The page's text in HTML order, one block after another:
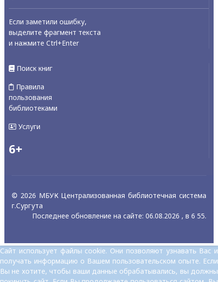
Если заметили ошибку,
выделите фрагмент текста
и нажмите Ctrl+Enter
Поиск книг
Правила
пользования
библиотеками
Услуги
6+
© 2026 МБУК Централизованная библиотечная система
г.Сургута
Последнее обновление на сайте: 06.08.2026 , в 6 55.
Сайт использует файлы cookie. Они позволяют узнавать Вас и
получать информацию о Вашем пользовательском опыте. Если
Вы не хотите, чтобы ваши данные обрабатывались, вы должны